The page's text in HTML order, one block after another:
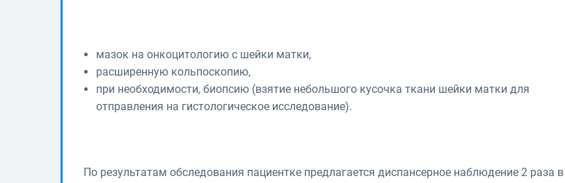
мазок на онкоцитологию с шейки матки,
расширенную кольпоскопию,
при необходимости, биопсию (взятие небольшого кусочка ткани шейки матки для
отправления на гистологическое исследование).
По результатам обследования пациентке предлагается диспансерное наблюдение 2 раза в